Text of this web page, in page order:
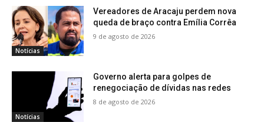
Notícias
Vereadores de Aracaju perdem nova
queda de braço contra Emília Corrêa
9 de agosto de 2026
Notícias
Governo alerta para golpes de
renegociação de dívidas nas redes
8 de agosto de 2026